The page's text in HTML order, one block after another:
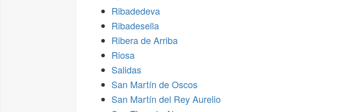
Ribadedeva
Ribadesella
Ribera de Arriba
Riosa
Salidas
San Martín de Oscos
San Martín del Rey Aurelio